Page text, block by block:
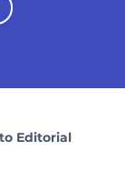
Editorial